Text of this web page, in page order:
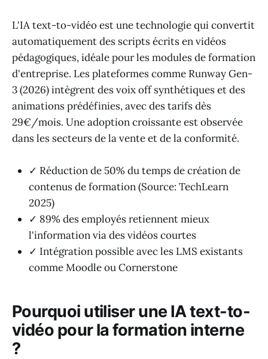
L'IA text-to-vidéo est une technologie qui convertit
automatiquement des scripts écrits en vidéos
pédagogiques, idéale pour les modules de formation
d'entreprise. Les plateformes comme Runway Gen-
3 (2026) intègrent des voix off synthétiques et des
animations prédéfinies, avec des tarifs dès
29€/mois. Une adoption croissante est observée
dans les secteurs de la vente et de la conformité.
✓ Réduction de 50% du temps de création de
contenus de formation (Source: TechLearn
2025)
✓ 89% des employés retiennent mieux
l'information via des vidéos courtes
✓ Intégration possible avec les LMS existants
comme Moodle ou Cornerstone
Pourquoi utiliser une IA text-to-
vidéo pour la formation interne
?